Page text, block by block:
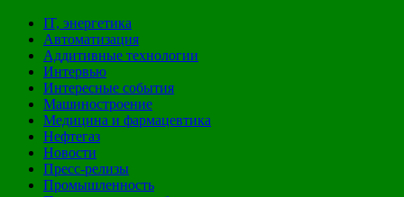
IT, энергетика
Автоматизация
Аддитивные технологии
Интервью
Интересные события
Машиностроение
Медицина и фармацевтика
Нефтегаз
Новости
Пресс-релизы
Промышленность